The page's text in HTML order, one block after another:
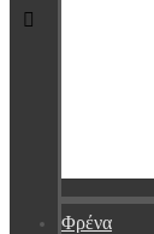
Φρένα